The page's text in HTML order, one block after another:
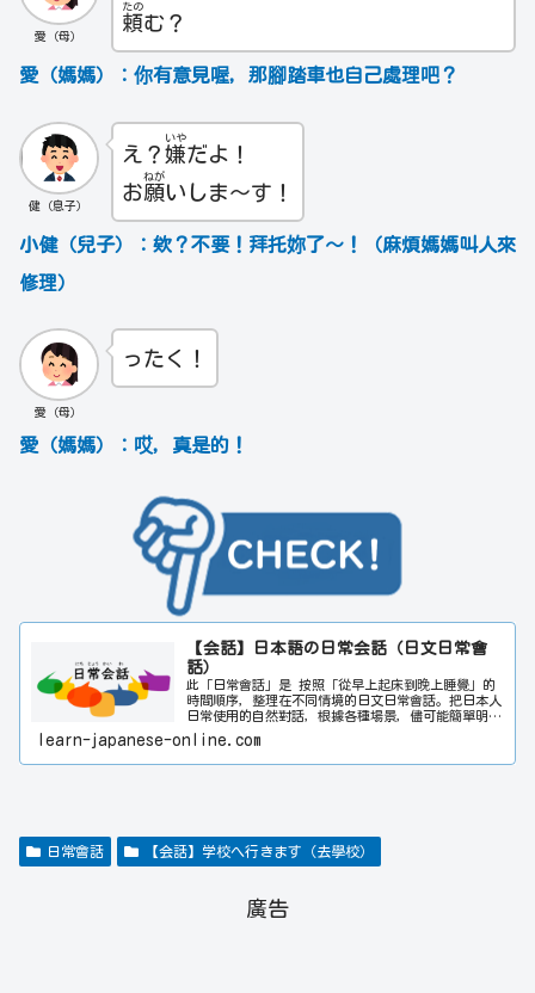
愛（母）
頼
たの
む？
愛（媽媽）：你有意見喔，那腳踏車也自己處理吧？
健（息子）
え？ 嫌
いや
だよ！
お願
ねが
いしま～す！
小健（兒子）：欸？不要！拜托妳了～！（麻煩媽媽叫人來
修理）
愛（母）
ったく！
愛（媽媽）：哎，真是的！
【会話】日本語の日常会話（日文日常會
話）
此「日常會話」是 按照「從早上起床到晚上睡覺」的
時間順序，整理在不同情境的日文日常會話。把日本人
日常使用的自然對話，根據各種場景，儘可能簡單明暸
地編寫。此外，附有人物插畫，可讓您更容易理解「誰
在與誰交談」。希望透過此網站對日文學習者的會話能
力提升多多少少都有所幫助。請同時參閱「日常會話」
learn-japanese-online.com
日常會話 【会話】学校へ行きます（去學校）
廣告